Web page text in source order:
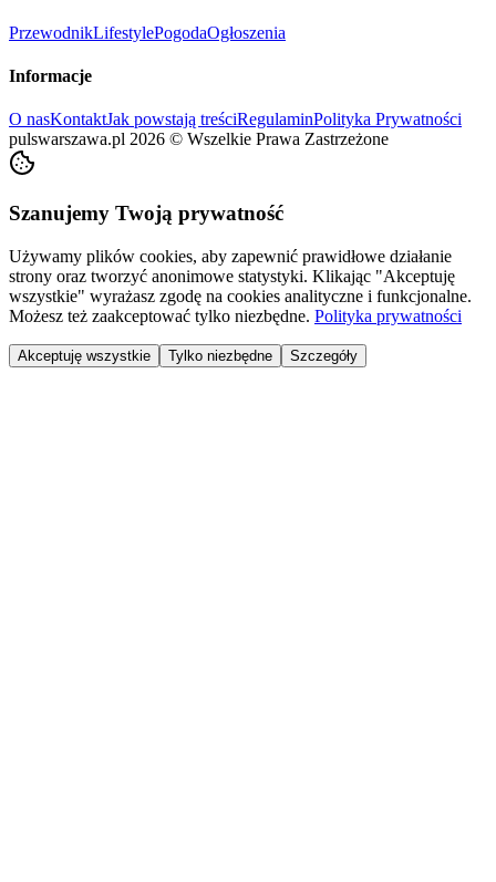
PrzewodnikLifestylePogodaOgłoszenia
Informacje
O nasKontaktJak powstają treściRegulaminPolityka Prywatności
pulswarszawa.pl 2026 © Wszelkie Prawa Zastrzeżone
Szanujemy Twoją prywatność
Używamy plików cookies, aby zapewnić prawidłowe działanie
strony oraz tworzyć anonimowe statystyki. Klikając "Akceptuję
wszystkie" wyrażasz zgodę na cookies analityczne i funkcjonalne.
Możesz też zaakceptować tylko niezbędne. Polityka prywatności
Akceptuję wszystkie Tylko niezbędne Szczegóły